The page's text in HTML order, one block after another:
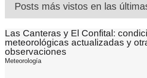
Posts más vistos en las
Las Canteras y El Confital:
meteorológicas actualizadas y
observaciones
Meteorología